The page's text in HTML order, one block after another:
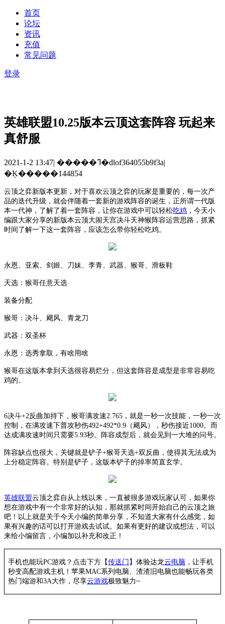
首页
论坛
资讯
充值
常见问题
登录
英雄联盟10.25版本云顶这套阵容 玩起来
真舒服
2021-1-2 13:47| �����ߣ�dlof364055b9f3a|
�Ķ�����144854
云顶之弈新版本更新，对于喜欢云顶之弈的玩家是重要的，每一次产
品的迭代升级，就会伴随着一套新的游戏阵容的诞生，正所谓一代版
本一代神，了解了着一套阵容，让你在游戏中可以轻松吃鸡 ，今天小
编跟大家分享的新版本云顶大闹天宫决斗天神猴阵容运营思路 ，抓紧
时间了解一下这一套阵容，应该怎么带你轻松吃鸡。
永恩、亚索、剑姬、刀妹、李青、武器、猴哥、滑板鞋
天选：猴哥任意天选
装备分配
猴哥：决斗、飓风、青龙刀
武器：双圣杯
永恩：选秀拿取，有啥用啥
猴哥在这版本拿到天选很容易烂分，但这套阵容是成型是非常容易吃
鸡的。
6决斗+2反曲加持下，猴哥满攻速2.765，就是一秒一次技能，一秒一次
控制，在满攻速下普攻秒伤492+492*0.9（飓风），秒伤接近1000。而
达成满攻速时间只需要5.93秒。阵容成型后，就会见到一大堆的问号。
阵容缺点也很大，关键就是铲子+猴哥天选+双反曲，使得其无法成为
上分稳定阵容。特别是铲子，这版本铲子的掉率简直玄学。
英雄联盟云顶之弈自从上线以来，一直被很多游戏玩家认可，如果你
想在游戏中有一个非常好的认知，那就抓紧时间开始自己的云顶之旅
吧！以上就是关于今天小编的简单分享，不知道大家有什么感觉，如
果有兴趣的话可以打开游戏去试试。如果有更好的建议或想法，可以
来给小编留言，小编加以补充和改正！
手机也能玩PC游戏？点击下方【传送门 】体验达龙云电脑 ，让手机
秒变高配游戏主机 ！苹果MAC系列电脑、渣渣旧电脑也能畅玩各类
热门端游和3A大作， 尽享云游戏极致魅力~